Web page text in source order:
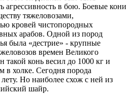
агрессивность в бою. Боевые кони
тяжеловозами,
кровей чистопородных
арабов. Одной из пород
была «дестрие» - крупные
времен Великого
такой конь весил до 1000 кг и
в холке. Сегодня порода
Но наиболее схож с ней из
шайр.